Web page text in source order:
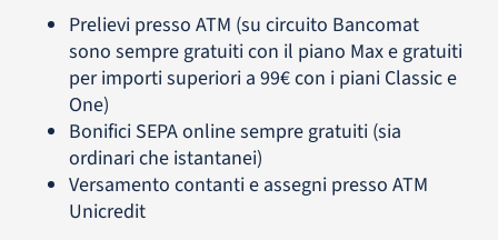
Prelievi presso ATM (su circuito Bancomat
sono sempre gratuiti con il piano Max e gratuiti
per importi superiori a 99€ con i piani Classic e
One)
Bonifici SEPA online sempre gratuiti (sia
ordinari che istantanei)
Versamento contanti e assegni presso ATM
Unicredit